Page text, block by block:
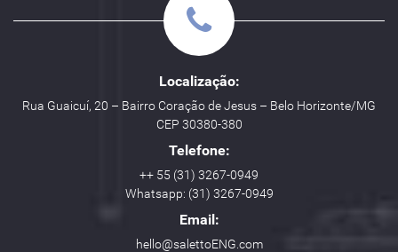
Localização:
Rua Guaicuí, 20 – Bairro Coração de Jesus – Belo Horizonte/MG
CEP 30380-380
Telefone:
++ 55 (31) 3267-0949
Whatsapp: (31) 3267-0949
Email:
hello@salettoENG.com